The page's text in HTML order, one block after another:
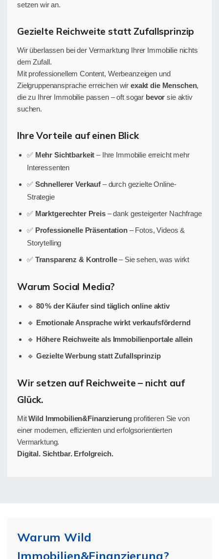
setzen wir an.
Gezielte Reichweite statt Zufallsprinzip
Wir überlassen bei der Vermarktung Ihrer Immobilie nichts
dem Zufall.
Mit professionellem Content, Werbeanzeigen und
Zielgruppenansprache erreichen wir exakt die Menschen,
die zu Ihrer Immobilie passen – oft sogar bevor sie aktiv
suchen.
Ihre Vorteile auf einen Blick
✅ Mehr Sichtbarkeit – Ihre Immobilie erreicht mehr
Interessenten
✅ Schnellerer Verkauf– durch gezielte Online-
Strategie
✅ Marktgerechter Preis– dank gesteigerter Nachfrage
✅ Professionelle Präsentation– Fotos, Videos &
Storytelling
✅ Transparenz & Kontrolle– Sie sehen, was wirkt
Warum Social Media?
🔹 80 % der Käufer sind täglich online aktiv
🔹 Emotionale Ansprache wirkt verkaufsfördernd
🔹 Höhere Reichweite als Immobilienportale allein
🔹 Gezielte Werbung statt Zufallsprinzip
Wir setzen auf Reichweite – nicht auf
Glück.
MitWild Immobilien&Finanzierungprofitieren Sie von
einer modernen, effizienten und erfolgsorientierten
Vermarktung.
Digital. Sichtbar. Erfolgreich.
Warum Wild
Immobilien&Finanzierung?